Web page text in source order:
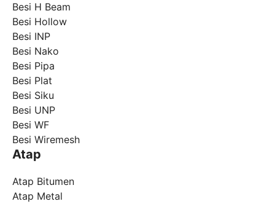
Besi H Beam
Besi Hollow
Besi INP
Besi Nako
Besi Pipa
Besi Plat
Besi Siku
Besi UNP
Besi WF
Besi Wiremesh
Atap
Atap Bitumen
Atap Metal